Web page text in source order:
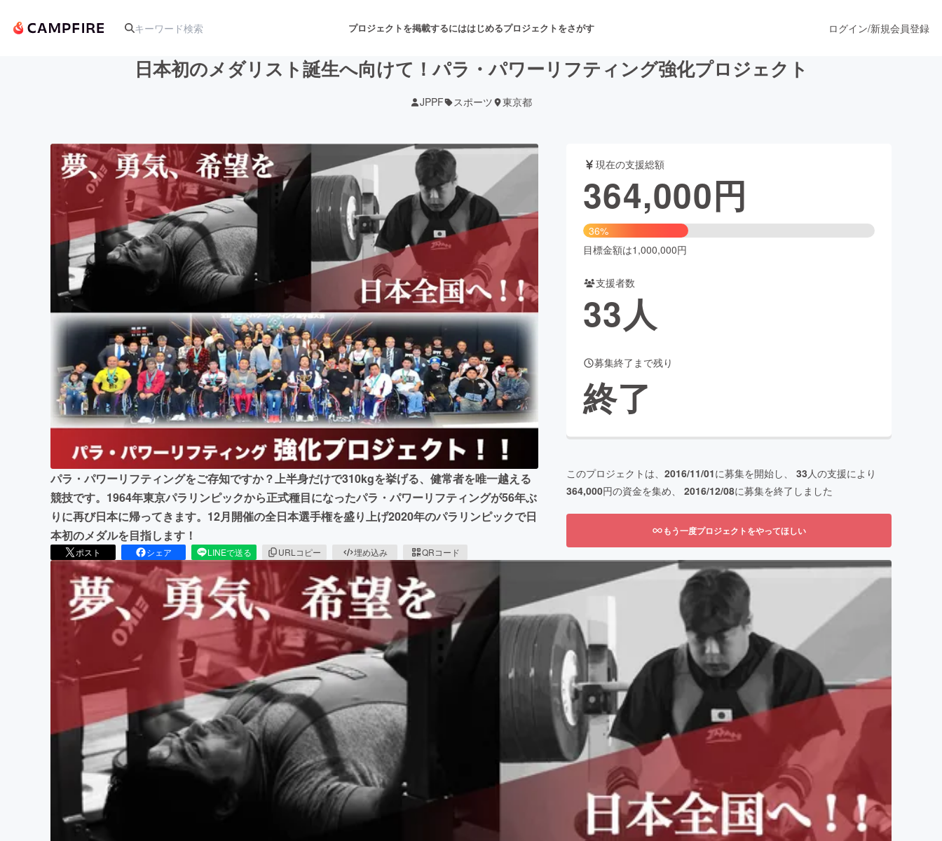
プロジェクトを掲載するにははじめるプロジェクトをさがす
アート・写真 音楽 舞台・パフォーマンス
テクノロジー・ガジェット ゲーム・サービス開発 フード・飲食店 ファッション
映像・映画 書籍・雑誌出版 アニメ・漫画
ビジネス・起業 チャレンジ ビューティー・ヘルスケア
まちづくり・地域活性化
CAMPFIRE for Social GoodCAMPFIRE Creation
CAMPFIREふるさと納税machi-yaコミュニティ
ログイン/新規会員登録
日本初のメダリスト誕生へ向けて！パラ・パワーリフティング強化プロジェクト
JPPF スポーツ 東京都
パラ・パワーリフティングをご存知ですか？上半身だけで310kgを挙げる、健常者を唯一越える
競技です。1964年東京パラリンピックから正式種目になったパラ・パワーリフティングが56年ぶ
りに再び日本に帰ってきます。12月開催の全日本選手権を盛り上げ2020年のパラリンピックで日
本初のメダルを目指します！
ポスト シェア LINEで送る URLコピー 埋め込み QRコード
現在の支援総額
364,000円
36%
目標金額は1,000,000円
支援者数
33人
募集終了まで残り
終了
このプロジェクトは、 2016/11/01に募集を開始し、 33人の支援により
364,000円の資金を集め、 2016/12/08に募集を終了しました
もう一度プロジェクトをやってほしい